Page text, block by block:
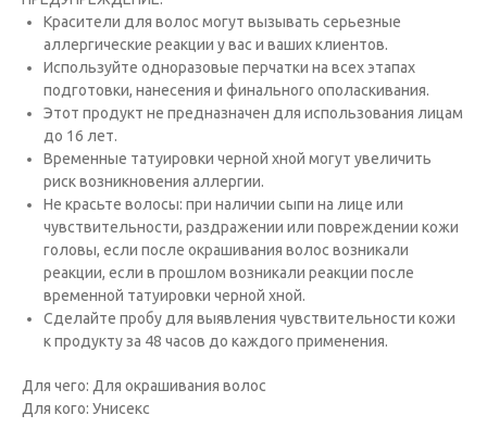
Красители для волос могут вызывать серьезные
аллергические реакции у вас и ваших клиентов.
Исполь­зуйте одноразовые перчатки на всех этапах
подготовки, нанесения и финального ополаскивания.
Этот продукт не предназна­чен для использования лицам
до 16 лет.
Временные татуировки черной хной могут увеличить
риск возникновения аллергии.
Не красьте волосы: при наличии сыпи на лице или
чувствительности, раздражении или повреждении кожи
головы, если после окрашивания волос возникали
реакции, если в прошлом возникали реакции после
временной татуировки черной хной.
Сде­лайте пробу для выявления чувствительности кожи
к продукту за 48 часов до каждого применения.
Для чего: Для окрашивания волос
Для кого: Унисекс